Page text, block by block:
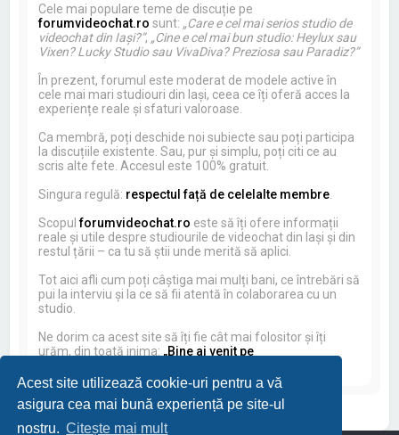
Acest site utilizează cookie-uri pentru a vă
asigura cea mai bună experiență pe site-ul
nostru. Citește mai mult
Cele mai populare teme de discuție pe
forumvideochat.ro sunt: „Care e cel mai serios studio de
videochat din Iași?”, „Cine e cel mai bun studio: Heylux sau
Vixen? Lucky Studio sau VivaDiva? Preziosa sau Paradiz?”
În prezent, forumul este moderat de modele active în
cele mai mari studiouri din Iași, ceea ce îți oferă acces la
experiențe reale și sfaturi valoroase.
Ca membră, poți deschide noi subiecte sau poți participa
la discuțiile existente. Sau, pur și simplu, poți citi ce au
scris alte fete. Accesul este 100% gratuit.
Singura regulă: respectul față de celelalte membre
Scopulforumvideochat.ro este să îți ofere informații
reale și utile despre studiourile de videochat din Iași și din
restul țării – ca tu să știi unde merită să aplici.
Tot aici afli cum poți câștiga mai mulți bani, ce întrebări să
pui la interviu și la ce să fii atentă în colaborarea cu un
studio.
Ne dorim ca acest site să îți fie cât mai folositor și îți
urăm, din toată inima: „Bine ai venit pe